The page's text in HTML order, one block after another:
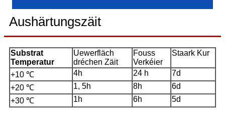
Aushärtungszäit
Substrat
Temperatur
Uewerfläch
dréchen Zäit
Fouss
Verkéier
Staark Kur
+10 ℃ 4h 24 h
7d
+20 ℃
1, 5h 8h
6d
+30 ℃
1h 6h 5d